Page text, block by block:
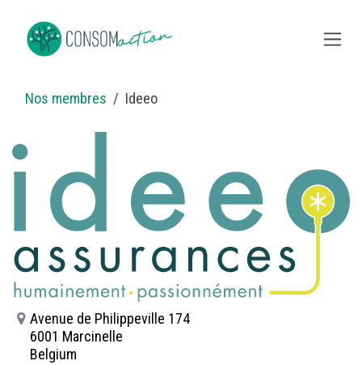
Nos membres Ideeo
Avenue de Philippeville 174
6001 Marcinelle
Belgium